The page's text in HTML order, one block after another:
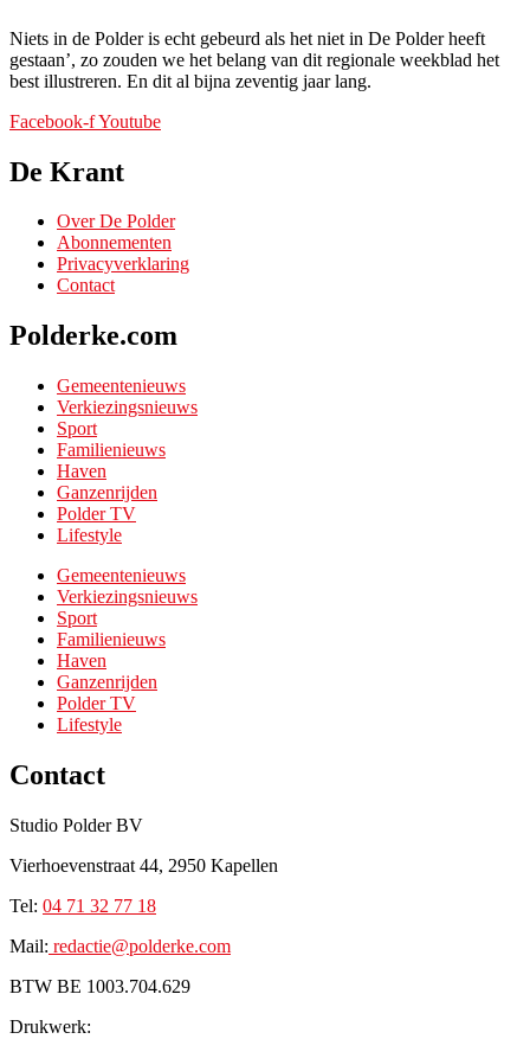
Niets in de Polder is echt gebeurd als het niet in De Polder heeft
gestaan’, zo zouden we het belang van dit regionale weekblad het
best illustreren. En dit al bijna zeventig jaar lang.
Facebook-fYoutube
De Krant
Over De Polder
Abonnementen
Privacyverklaring
Contact
Polderke.com
Gemeentenieuws
Verkiezingsnieuws
Sport
Familienieuws
Haven
Ganzenrijden
Polder TV
Lifestyle
Gemeentenieuws
Verkiezingsnieuws
Sport
Familienieuws
Haven
Ganzenrijden
Polder TV
Lifestyle
Contact
Studio Polder BV
Vierhoevenstraat 44, 2950 Kapellen
Tel: 04 71 32 77 18
Mail: redactie@polderke.com
BTW BE 1003.704.629
Drukwerk: